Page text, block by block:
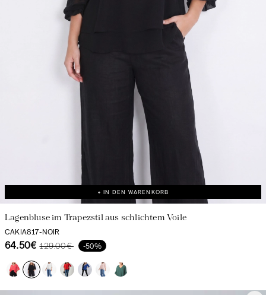
+ IN DEN WARENKORB
Lagenbluse im Trapezstil aus schlichtem Voile
CAKIA817-NOIR
64.50€ 129.00€ -50%